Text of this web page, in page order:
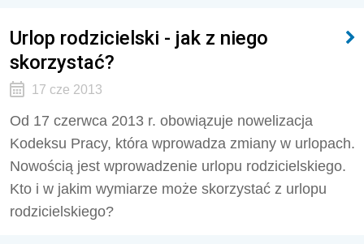
Urlop rodzicielski - jak z niego
skorzystać?
17 cze 2013
Od 17 czerwca 2013 r. obowiązuje nowelizacja
Kodeksu Pracy, która wprowadza zmiany w urlopach.
Nowością jest wprowadzenie urlopu rodzicielskiego.
Kto i w jakim wymiarze może skorzystać z urlopu
rodzicielskiego?